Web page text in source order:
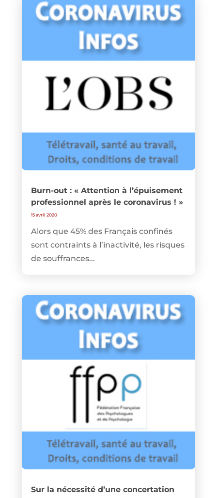
Burn-out : « Attention à l’épuisement
professionnel après le coronavirus ! »
15 avril 2020
Alors que 45% des Français confinés
sont contraints à l’inactivité, les risques
de souffrances...
Sur la nécessité d’une concertation